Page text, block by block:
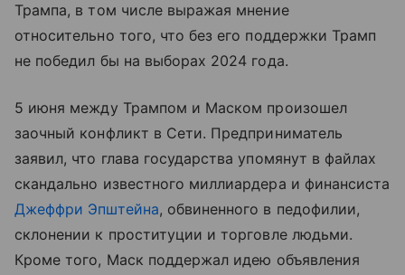
Трампа, в том числе выражая мнение
относительно того, что без его поддержки Трамп
не победил бы на выборах 2024 года.
5 июня между Трампом и Маском произошел
заочный конфликт в Сети. Предприниматель
заявил, что глава государства упомянут в файлах
скандально известного миллиардера и финансиста
Джеффри Эпштейна, обвиненного в педофилии,
склонении к проституции и торговле людьми.
Кроме того, Маск поддержал идею объявления